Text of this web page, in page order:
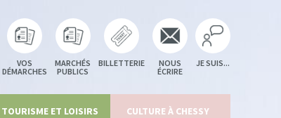
VOS
DÉMARCHES
MARCHÉS
PUBLICS
BILLETTERIE
NOUS
ÉCRIRE
JE SUIS...
TOURISME ET LOISIRS CULTURE À CHESSY